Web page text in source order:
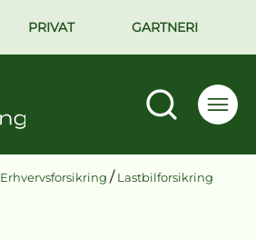
PRIVAT GARTNERI
Erhvervsforsikring / Lastbilforsikring